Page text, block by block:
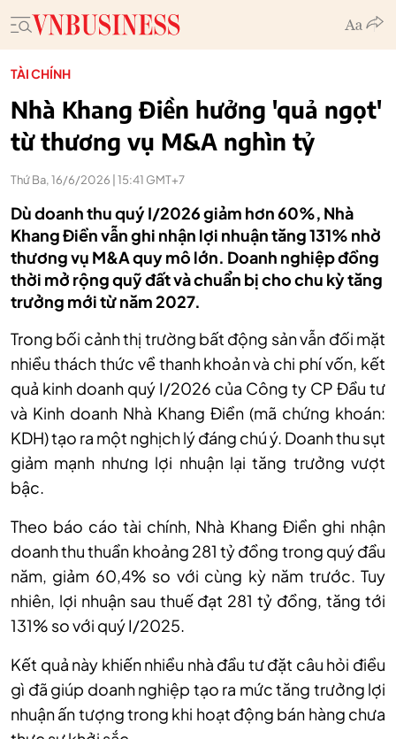
TÀI CHÍNH
Nhà Khang Điền hưởng 'quả ngọt'
từ thương vụ M&A nghìn tỷ
Thứ Ba, 16/6/2026 | 15:41 GMT+7
Dù doanh thu quý I/2026 giảm hơn 60%, Nhà
Khang Điền vẫn ghi nhận lợi nhuận tăng 131% nhờ
thương vụ M&A quy mô lớn. Doanh nghiệp đồng
thời mở rộng quỹ đất và chuẩn bị cho chu kỳ tăng
trưởng mới từ năm 2027.
Trong bối cảnh thị trường bất động sản vẫn đối mặt
nhiều thách thức về thanh khoản và chi phí vốn, kết
quả kinh doanh quý I/2026 của Công ty CP Đầu tư
và Kinh doanh Nhà Khang Điền (mã chứng khoán:
KDH) tạo ra một nghịch lý đáng chú ý. Doanh thu sụt
giảm mạnh nhưng lợi nhuận lại tăng trưởng vượt
bậc.
Theo báo cáo tài chính, Nhà Khang Điền ghi nhận
doanh thu thuần khoảng 281 tỷ đồng trong quý đầu
năm, giảm 60,4% so với cùng kỳ năm trước. Tuy
nhiên, lợi nhuận sau thuế đạt 281 tỷ đồng, tăng tới
131% so với quý I/2025.
Kết quả này khiến nhiều nhà đầu tư đặt câu hỏi điều
gì đã giúp doanh nghiệp tạo ra mức tăng trưởng lợi
nhuận ấn tượng trong khi hoạt động bán hàng chưa